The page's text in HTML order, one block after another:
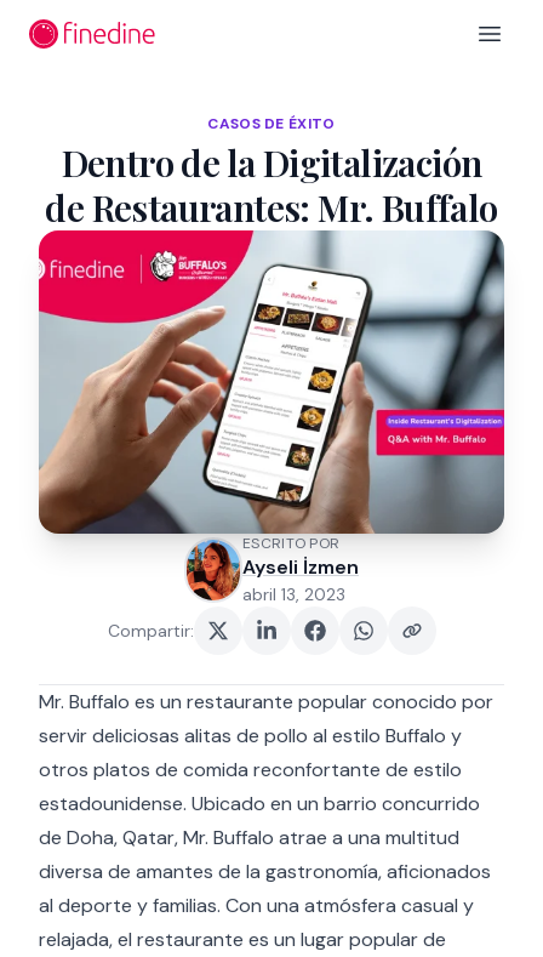
Open
CASOS DE ÉXITO
Dentro de la Digitalización
de Restaurantes: Mr. Buffalo
ESCRITO POR
Ayseli İzmen
abril 13, 2023
Compartir:
Mr. Buffalo es un restaurante popular conocido por
servir deliciosas alitas de pollo al estilo Buffalo y
otros platos de comida reconfortante de estilo
estadounidense. Ubicado en un barrio concurrido
de Doha, Qatar, Mr. Buffalo atrae a una multitud
diversa de amantes de la gastronomía, aficionados
al deporte y familias. Con una atmósfera casual y
relajada, el restaurante es un lugar popular de